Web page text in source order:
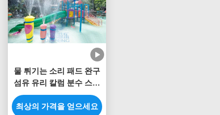
물 튀기는 소리 패드 완구
섬유 유리 칼럼 분수 스프
레이 세트 어드벤쳐 파크
비
최상의 가격을 얻으세요